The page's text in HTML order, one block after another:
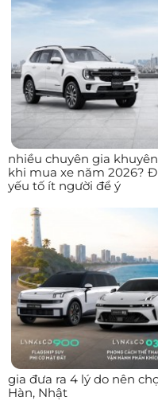
nhiều chuyên gia
khi mua xe năm 2026?
yếu tố ít người để ý
gia đưa ra 4 lý do nên
Hàn, Nhật